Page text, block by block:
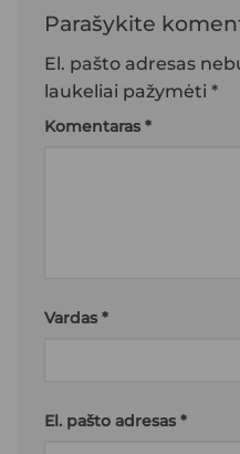
Parašykite
El. pašto adresas
laukeliai pažymėti *
Komentaras *
Vardas *
El. pašto adresas *